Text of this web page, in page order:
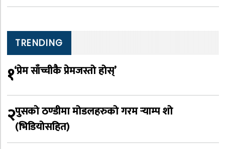
TRENDING
१‘प्रेम साँच्चीकै प्रेमजस्तो होस्’
२पुसको ठण्डीमा मोडलहरुको गरम र्‍याम्प शो
(भिडियोसहित)